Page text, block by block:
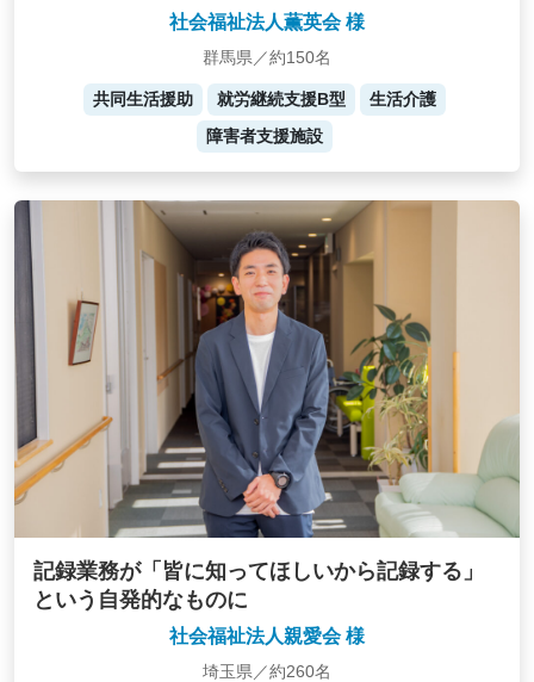
社会福祉法人薫英会 様
群馬県／約150名
共同生活援助 就労継続支援B型
生活介護
障害者支援施設
記録業務が「皆に知ってほしいから記録する」
という自発的なものに
社会福祉法人親愛会 様
埼玉県／約260名